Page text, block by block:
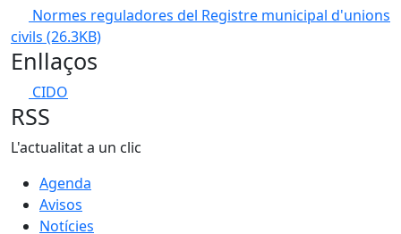
Normes reguladores del Registre municipal d'unions
civils (26.3KB)
Enllaços
CIDO
RSS
L'actualitat a un clic
Agenda
Avisos
Notícies